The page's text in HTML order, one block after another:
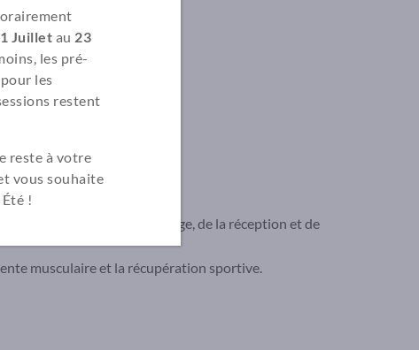
en lien avec le massage, de la réception et de
musculaire et la récupération sportive.
Juillet au 23
les pré-
les
restent
reste à votre
vous souhaite
!